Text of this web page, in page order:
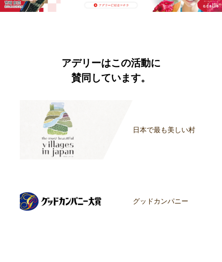
アデリーはこの活動に
賛同しています。
日本で最も美しい村
グッドカンパニー